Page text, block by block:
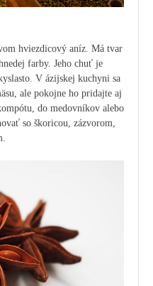
hviezdicový aníz. Má tvar
farby. Jeho chuť je
V ázijskej kuchyni sa
ale pokojne ho pridajte aj
do medovníkov alebo
so škoricou, zázvorom,